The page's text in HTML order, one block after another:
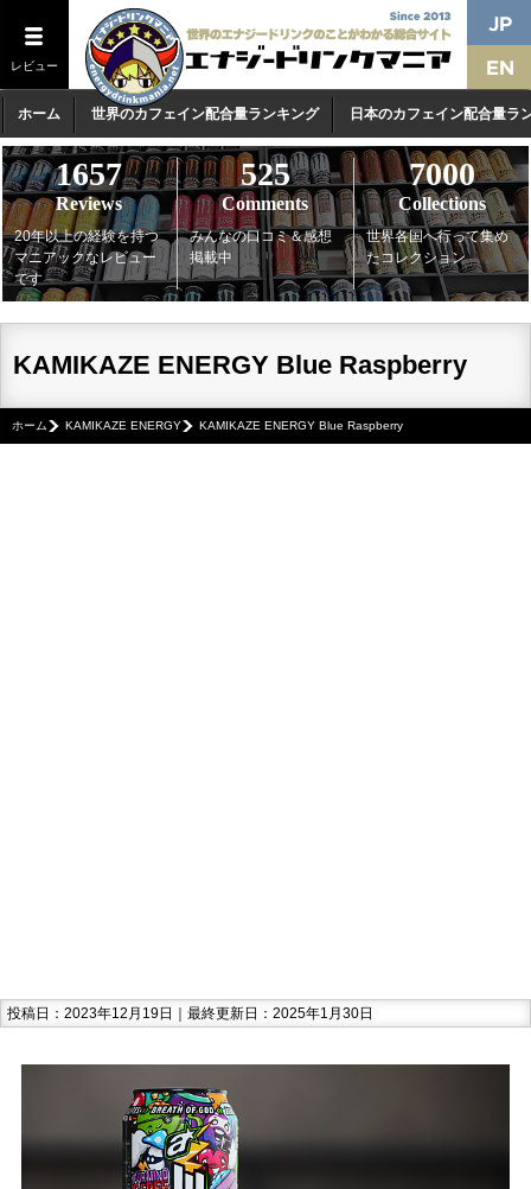
レビュー
ホーム 世界のカフェイン配合量ランキング 日本のカフェイン配合量ラ
1657
Reviews
20年以上の経験を持つ
マニアックなレビュー
です
525
Comments
みんなの口コミ＆感想
掲載中
7000
Collections
世界各国へ行って集め
たコレクション
KAMIKAZE ENERGY Blue Raspberry
ホーム KAMIKAZE ENERGY KAMIKAZE ENERGY Blue Raspberry
投稿日：2023年12月19日｜最終更新日：2025年1月30日